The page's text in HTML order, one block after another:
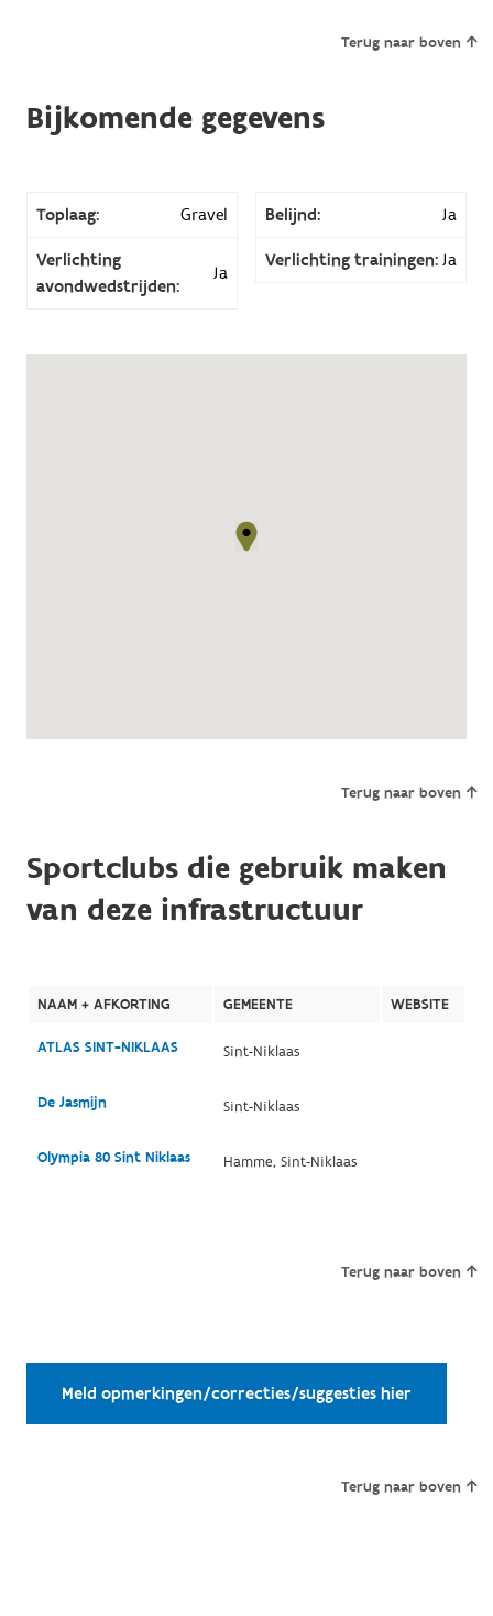
Terug naar boven
Bijkomende gegevens
Toplaag: Gravel Belijnd: Ja
Verlichting
avondwedstrijden:
Ja
Verlichting trainingen: Ja
Terug naar boven
Sportclubs die gebruik maken
van deze infrastructuur
NAAM + AFKORTING GEMEENTE WEBSITE
ATLAS SINT-NIKLAAS Sint-Niklaas
De Jasmijn Sint-Niklaas
Olympia 80 Sint Niklaas Hamme, Sint-Niklaas
Terug naar boven
Meld opmerkingen/correcties/suggesties hier
Terug naar boven